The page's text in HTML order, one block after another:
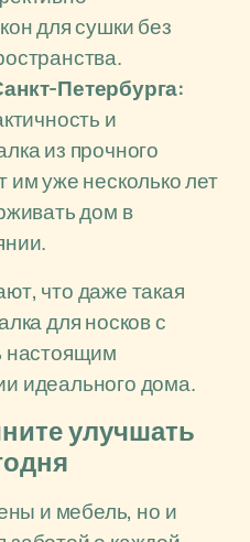
для сушки без
Петербурга:
и
из прочного
уже несколько лет
дом в
что даже такая
для носков с
настоящим
идеального дома.
улучшать
и мебель, но и